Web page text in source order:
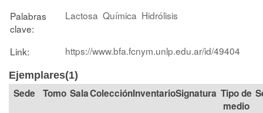
Palabras
clave:
Lactosa Química Hidrólisis
Link: https://www.bfa.fcnym.unlp.edu.ar/id/49404
Ejemplares(1)
Tomo SalaColección Signatura Tipo de
medio